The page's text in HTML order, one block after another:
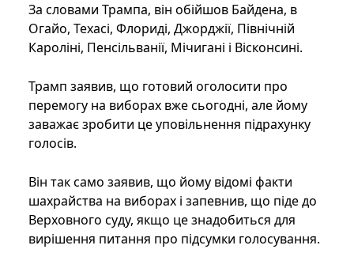
За словами Трампа, він обійшов Байдена, в
Огайо, Техасі, Флориді, Джорджії, Північній
Кароліні, Пенсільванії, Мічигані і Вісконсині.
Трамп заявив, що готовий оголосити про
перемогу на виборах вже сьогодні, але йому
заважає зробити це уповільнення підрахунку
голосів.
Він так само заявив, що йому відомі факти
шахрайства на виборах і запевнив, що піде до
Верховного суду, якщо це знадобиться для
вирішення питання про підсумки голосування.